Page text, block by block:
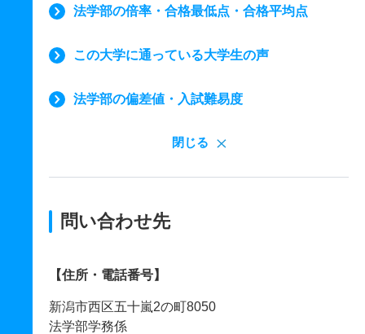
法学部の倍率・合格最低点・合格平均点
この大学に通っている大学生の声
法学部の偏差値・入試難易度
閉じる
問い合わせ先
【住所・電話番号】
新潟市西区五十嵐2の町8050
法学部学務係